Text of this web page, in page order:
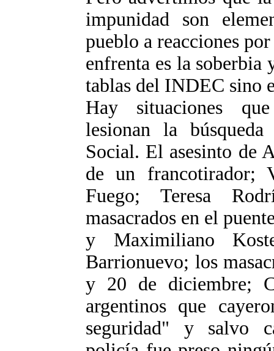
impunidad son
pueblo a reacciones
enfrenta es la soberbia
tablas del INDEC sino
Hay situaciones
lesionan la
Social. El asesinto de
de un francotirador;
Fuego; Teresa
masacrados en el
y Maximiliano
Barrionuevo; los
y 20 de diciembre;
argentinos que
seguridad" y salvo